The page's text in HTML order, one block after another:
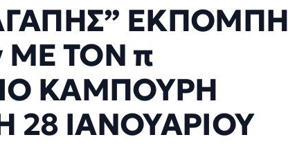
ΕΚΠΟΜΠΗ
ΜΕ ΤΟΝ π
ΚΑΜΠΟΥΡΗ
28 ΙΑΝΟΥΑΡΙΟΥ